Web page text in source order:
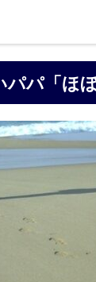
パ「ほ